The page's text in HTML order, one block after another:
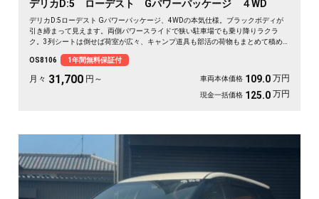
デリカD:5 ローデスト Gパワーパッケージ ４WD
デリカD:5ローデスト Gパワーパッケージ、4WDの本気仕様。ブラックボディが
引き締まって見えます。両側パワースライドで狭い駐車場でも乗り降りラクラ
ク。3列シートは倒せば荷室が広々、キャンプ道具も部活の荷物もまとめて積め
遠出も、これ一台で頼れる相棒に🚗✨💺🙌。安心して長く乗れる《1年保証付》で
す😊
OS8106 1年間無料保証付
月々 31,700 円～ 車両本体価格 109.0 万円
現金一括価格 125.0 万円